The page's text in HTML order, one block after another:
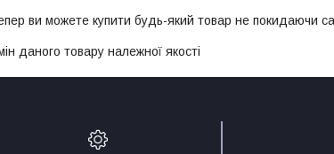
ви можете купити будь-який товар не покидаючи
даного товару належної якості